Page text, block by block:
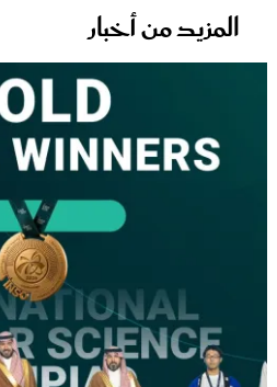
المزيد من أخبار